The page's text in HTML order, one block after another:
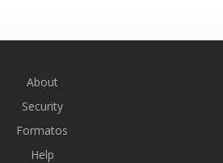
About
Security
Formatos
Help